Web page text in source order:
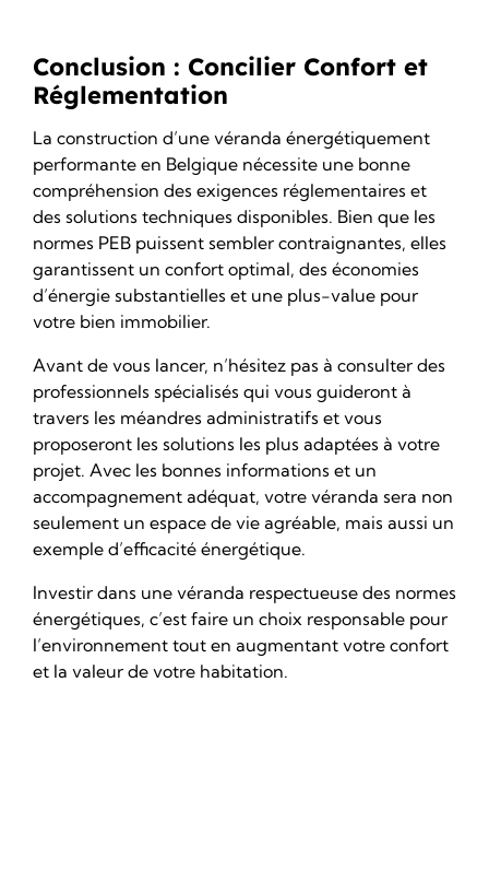
Conclusion : Concilier Confort et
Réglementation
La construction d’une véranda énergétiquement
performante en Belgique nécessite une bonne
compréhension des exigences réglementaires et
des solutions techniques disponibles. Bien que les
normes PEB puissent sembler contraignantes, elles
garantissent un confort optimal, des économies
d’énergie substantielles et une plus-value pour
votre bien immobilier.
Avant de vous lancer, n’hésitez pas à consulter des
professionnels spécialisés qui vous guideront à
travers les méandres administratifs et vous
proposeront les solutions les plus adaptées à votre
projet. Avec les bonnes informations et un
accompagnement adéquat, votre véranda sera non
seulement un espace de vie agréable, mais aussi un
exemple d’efficacité énergétique.
Investir dans une véranda respectueuse des normes
énergétiques, c’est faire un choix responsable pour
l’environnement tout en augmentant votre confort
et la valeur de votre habitation.